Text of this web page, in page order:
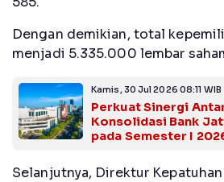
Dengan demikian, total
menjadi 5.335.000 lembar
Kamis, 30 Jul 2026 08:11 WIB
Perkuat Sinergi
Konsolidasi Bank
pada Semester I
Selanjutnya, Direktur